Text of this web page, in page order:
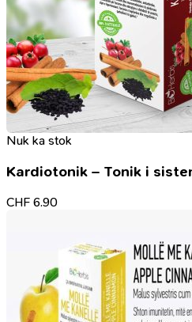
Nuk ka stok
Kardiotonik – Tonik i
CHF 6.90